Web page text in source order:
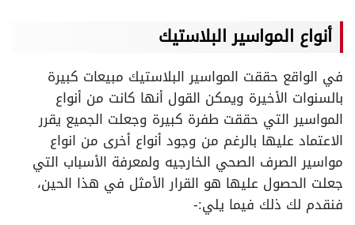
أنواع المواسير البلاستيك
في الواقع حققت المواسير البلاستيك مبيعات كبيرة
بالسنوات الأخيرة ويمكن القول أنها كانت من أنواع
المواسير التي حققت طفرة كبيرة وجعلت الجميع يقرر
الاعتماد عليها بالرغم من وجود أنواع أخرى من انواع
مواسير الصرف الصحي الخارجيه ولمعرفة الأسباب التي
جعلت الحصول عليها هو القرار الأمثل في هذا الحين،
فنقدم لك ذلك فيما يلي:-